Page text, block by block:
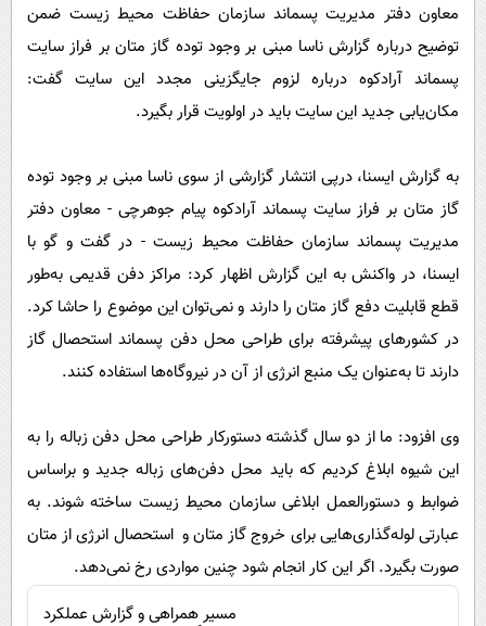
گوناگون
حوادث
سلامت
فرهنگی
بین الملل
اجتماعی
حیات وحش
آشپزی
دانلود
معاون دفتر مدیریت پسماند سازمان حفاظت محیط‌ زیست ضمن
توضیح درباره گزارش ناسا مبنی بر وجود توده گاز متان بر فراز سایت
پسماند آرادکوه درباره لزوم جایگزینی مجدد این سایت گفت:
مکان‌یابی جدید این سایت باید در اولویت قرار بگیرد.
به گزارش ایسنا، درپی انتشار گزارشی از سوی ناسا مبنی بر وجود توده
گاز متان بر فراز سایت پسماند آرادکوه پیام جوهرچی - معاون دفتر
مدیریت پسماند سازمان حفاظت محیط‌ زیست - در گفت و گو با
ایسنا، در واکنش به این گزارش اظهار کرد: مراکز دفن قدیمی به‌طور
قطع قابلیت دفع گاز متان را دارند و نمی‌توان این موضوع را حاشا کرد.
در کشورهای پیشرفته برای طراحی محل دفن پسماند استحصال گاز
دارند تا به‌عنوان یک منبع انرژی از آن در نیروگاه‌ها استفاده کنند.
وی افزود: ما از دو سال گذشته دستورکار طراحی محل دفن زباله را به
این شیوه ابلاغ کردیم که باید محل دفن‌های زباله جدید و براساس
ضوابط و دستورالعمل ابلاغی سازمان محیط زیست ساخته شوند. به
عبارتی لوله‌گذاری‌هایی برای خروج گاز متان و استحصال انرژی از متان
صورت بگیرد. اگر این کار انجام شود چنین مواردی رخ نمی‌دهد.
مسیر همراهی و گزارش عملکرد